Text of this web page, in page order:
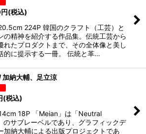
円(税込)
224P 韓国のクラフト（工芸）と
の精神を紹介する作品集。伝統工芸から
れたプロダクトまで、その全体像と美し
的に提示する一冊。 伝統と革…
納大輔、足立涼
(税込)
18P 「Meian」は「Neutral
のサブレーベルであり、グラフィックデ
加納大輔による出版プロジェクトであ